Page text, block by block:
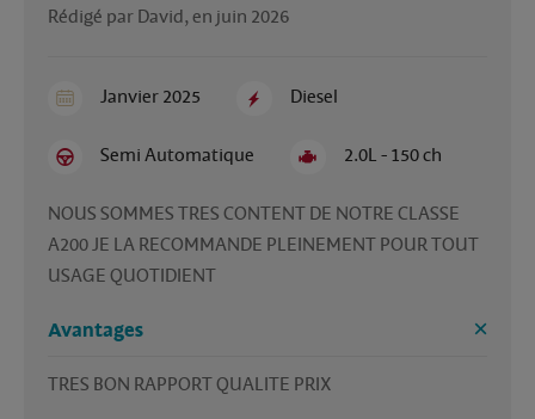
Rédigé par David, en juin 2026
Janvier 2025 Diesel
Semi Automatique 2.0L - 150 ch
NOUS SOMMES TRES CONTENT DE NOTRE CLASSE
A200 JE LA RECOMMANDE PLEINEMENT POUR TOUT
USAGE QUOTIDIENT
Avantages
TRES BON RAPPORT QUALITE PRIX